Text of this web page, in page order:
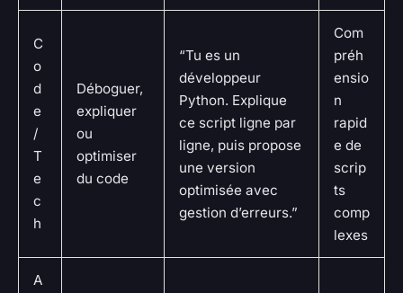
C
o
d
e
/
T
e
c
h
Déboguer,
expliquer
ou
optimiser
du code
“Tu es un
développeur
Python. Explique
ce script ligne par
ligne, puis propose
une version
optimisée avec
gestion d’erreurs.”
Com
préh
ensio
n
rapid
e de
scrip
ts
comp
lexes
A